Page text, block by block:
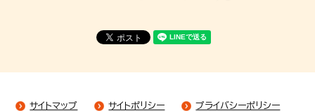
サイトマップ サイトポリシー プライバシーポリシー